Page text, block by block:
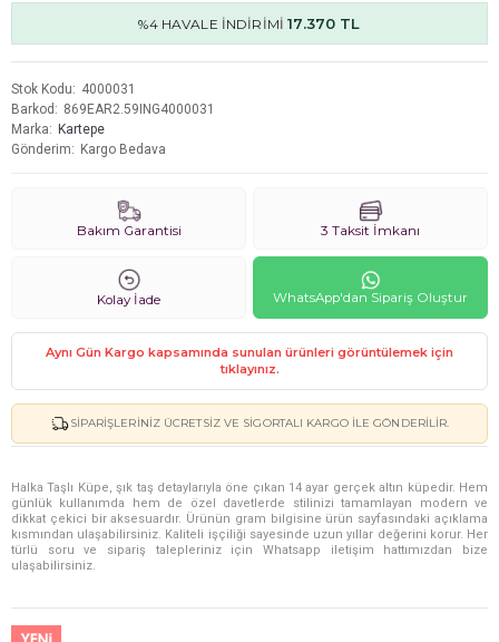
%4 HAVALE İNDİRİMİ17.370 TL
Stok Kodu
4000031
Barkod
869EAR2.59ING4000031
Marka
Kartepe
Gönderim
Kargo Bedava
Bakım Garantisi 3 Taksit İmkanı
Kolay İade WhatsApp'dan Sipariş Oluştur
Aynı Gün Kargo kapsamında sunulan ürünleri görüntülemek için
tıklayınız.
SIPARIŞLERINIZ ÜCRETSIZ VE SIGORTALI KARGO ILE GÖNDERILIR.
Halka Taşlı Küpe, şık taş detaylarıyla öne çıkan 14 ayar gerçek altın küpedir. Hem
günlük kullanımda hem de özel davetlerde stilinizi tamamlayan modern ve
dikkat çekici bir aksesuardır. Ürünün gram bilgisine ürün sayfasındaki açıklama
kısmından ulaşabilirsiniz. Kaliteli işçiliği sayesinde uzun yıllar değerini korur. Her
türlü soru ve sipariş talepleriniz için Whatsapp iletişim hattımızdan bize
ulaşabilirsiniz.